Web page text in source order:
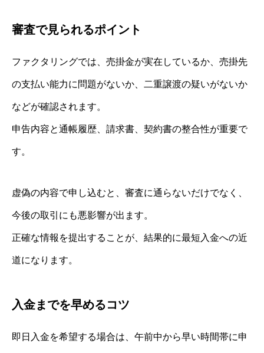
審査で見られるポイント
ファクタリングでは、売掛金が実在しているか、売掛先
の支払い能力に問題がないか、二重譲渡の疑いがないか
などが確認されます。
申告内容と通帳履歴、請求書、契約書の整合性が重要で
す。
虚偽の内容で申し込むと、審査に通らないだけでなく、
今後の取引にも悪影響が出ます。
正確な情報を提出することが、結果的に最短入金への近
道になります。
入金までを早めるコツ
即日入金を希望する場合は、午前中から早い時間帯に申